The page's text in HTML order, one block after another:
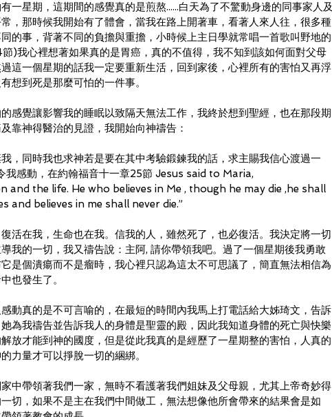
星期，這期間的感覺真的是煎熬......白天為了不驚動身邊的同事家人及
，那時候我開始有了體會，當我在路上開著車，看著人來人往，很多種
的事，背著不同的負擔與重擔，小時候上主日學就常唱一首歌叫野地的
)我心裡想著如果真的是胃癌，真的不值得，我不知到該如何面對父母
這一個星期的話我一定要重新生活，回到家後，心裡所有的害怕又再浮
想到死是那麼可怕的一件事。
覺讓影響我的睡眠以致隔天無法工作，我終於想到聖經，也在那段期
靠神得醫治的見證，我開始向神禱告：
，同時我也求神若是要在其中考驗鍛鍊我的話，求主賜我信心渡過一
我感動，在約翰福音十一章25節 Jesus said to Maria,
and the life. He who believes in Me , though he may die ,he shall
and believes in me shall never die.”
在我，生命也在我。信我的人，雖然死了，也必復活。我決定將一切
我的一切，我又禱告說：主阿, 請你帶領我吧。過了一個星期後我勇敢
是個潰瘍而不是瘤時，我心裡只認為這太不可思議了，簡直無法相信為
也發生了。
真的是不可言喻的，在最短的時間內我馬上打電話給大姊琦文，告訴
為我禱告並告訴我人的身體是聖靈的殿，因此我知道身體的死亡與快樂
放才能到神的國度，但是從此我真的是經歷了一星期整的害怕，人真的
力量才可以掙脫一切的綑綁。
帶領著我們一家，無時不看護著我們姐妹及父母親，尤其上帝奇妙得
切，如果不是主在我們中間做工，無法想像他所會帶來的結果會是如